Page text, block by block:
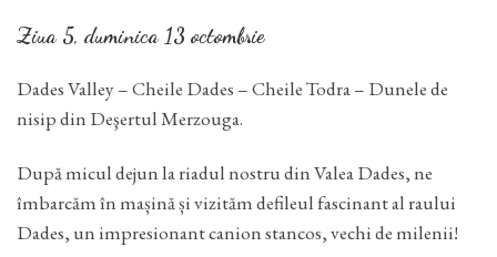
Ziua 5, duminica 13 octombrie
Dades Valley – Cheile Dades – Cheile Todra – Dunele de
nisip din Deşertul Merzouga.
După micul dejun la riadul nostru din Valea Dades, ne
îmbarcăm în mașină și vizităm defileul fascinant al raului
Dades, un impresionant canion stancos, vechi de milenii!